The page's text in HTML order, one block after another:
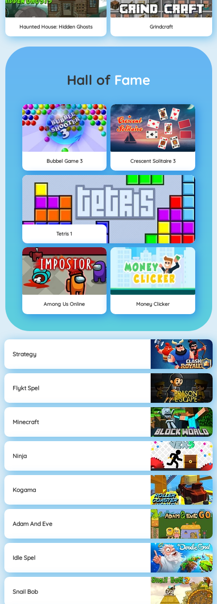
Haunted House: Hidden Ghosts Grindcraft
Hall of Fame
Bubbel Game 3 Crescent Solitaire 3
Tetris 1
Among Us Online Money Clicker
Strategy
Flykt Spel
Minecraft
Ninja
Kogama
Adam And Eve
Idle Spel
Snail Bob